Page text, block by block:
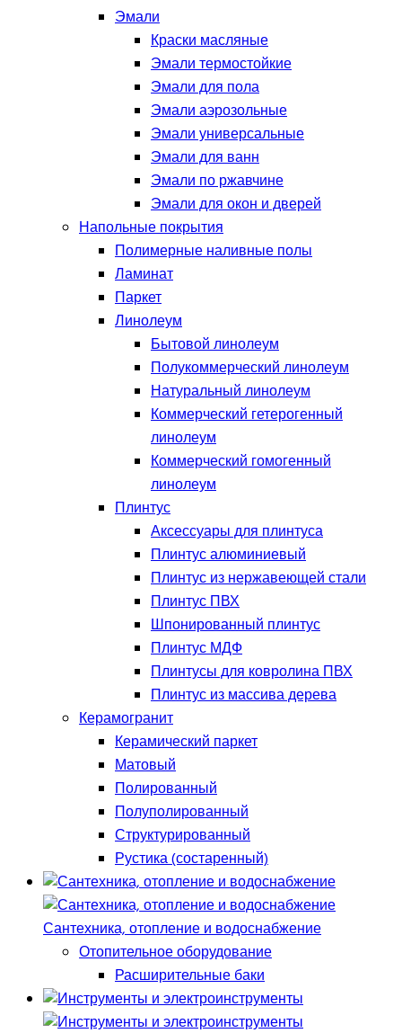
Эмали
Краски масляные
Эмали термостойкие
Эмали для пола
Эмали аэрозольные
Эмали универсальные
Эмали для ванн
Эмали по ржавчине
Эмали для окон и дверей
Напольные покрытия
Полимерные наливные полы
Ламинат
Паркет
Линолеум
Бытовой линолеум
Полукоммерческий линолеум
Натуральный линолеум
Коммерческий гетерогенный
линолеум
Коммерческий гомогенный
линолеум
Плинтус
Аксессуары для плинтуса
Плинтус алюминиевый
Плинтус из нержавеющей стали
Плинтус ПВХ
Шпонированный плинтус
Плинтус МДФ
Плинтусы для ковролина ПВХ
Плинтус из массива дерева
Керамогранит
Керамический паркет
Матовый
Полированный
Полуполированный
Структурированный
Рустика (состаренный)
Сантехника, отопление и водоснабжение
Отопительное оборудование
Расширительные баки